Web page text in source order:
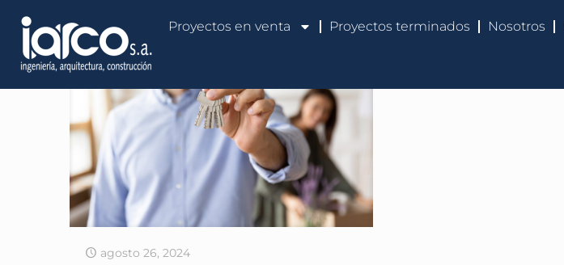
Proyectos en venta Proyectos terminados Nosotros
agosto 26, 2024